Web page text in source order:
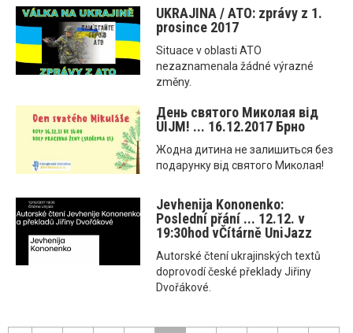
UKRAJINA / ATO: zprávy z 1.
prosince 2017
Situace v oblasti ATO
nezaznamenala žádné výrazné
změny.
День святого Миколая від
UIJM! ... 16.12.2017 Брно
Жодна дитина не залишиться без
подарунку від святого Миколая!
Jevhenija Kononenko:
Poslední přání ... 12.12. v
19:30hod vČítárně UniJazz
Autorské čtení ukrajinských textů
doprovodí české překlady Jiřiny
Dvořákové.